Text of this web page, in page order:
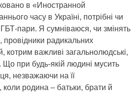
в «Иностранной
часу в Україні, потрібні чи
пари. Я сумніваюся, чи змінять
радикальних
котрим важливі загальнолюдські,
Що при будь-якій людині мусить
незважаючи на її
родина – батьки, брати й